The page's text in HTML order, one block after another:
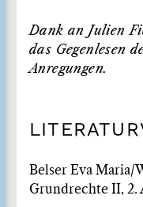
Dank an Julien
das Gegenlesen
Anregungen.
Belser Eva Maria/
Grundrechte II, 2.